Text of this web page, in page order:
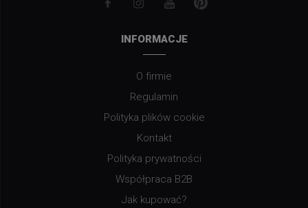
INFORMACJE
O firmie
Regulamin
Polityka plików cookie
Kontakt
Polityka prywatności
Współpraca B2B
Jak kupować?